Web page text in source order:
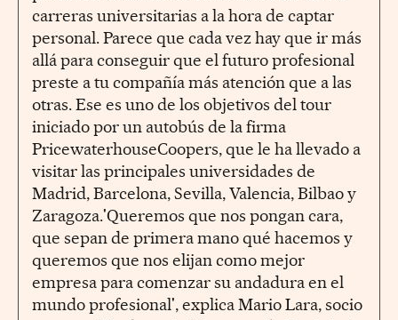
carreras universitarias a la hora de captar
personal. Parece que cada vez hay que ir más
allá para conseguir que el futuro profesional
preste a tu compañía más atención que a las
otras. Ese es uno de los objetivos del tour
iniciado por un autobús de la firma
PricewaterhouseCoopers, que le ha llevado a
visitar las principales universidades de
Madrid, Barcelona, Sevilla, Valencia, Bilbao y
Zaragoza.'Queremos que nos pongan cara,
que sepan de primera mano qué hacemos y
queremos que nos elijan como mejor
empresa para comenzar su andadura en el
mundo profesional', explica Mario Lara, socio